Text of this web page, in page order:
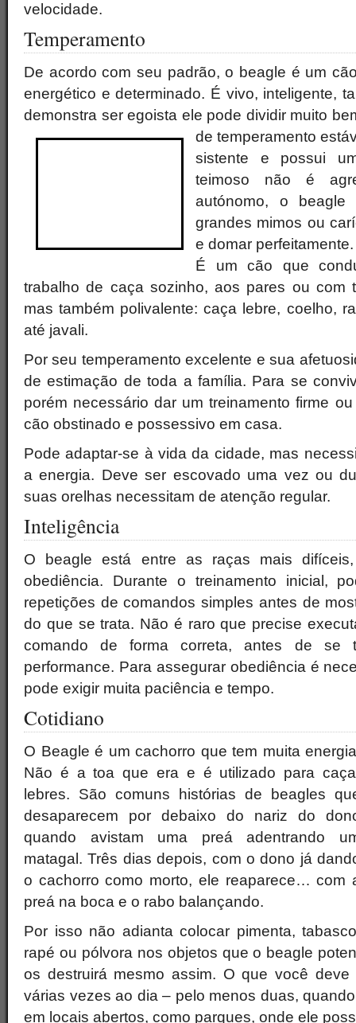
velocidade.
Temperamento
De acordo com seu padrão, o beagle é um
energético e determinado. É vivo, inteligente,
demonstra ser egoista ele pode dividir muito
de temperamento
sistente e possui
teimoso não é
autónomo, o
grandes mimos ou
e domar perfeitamente.
É um cão que
trabalho de caça sozinho, aos pares ou com
mas também polivalente: caça lebre, coelho,
até javali.
Por seu temperamento excelente e sua
de estimação de toda a família. Para se
porém necessário dar um treinamento firme
cão obstinado e possessivo em casa.
Pode adaptar-se à vida da cidade, mas
a energia. Deve ser escovado uma vez ou
suas orelhas necessitam de atenção regular.
Inteligência
O beagle está entre as raças mais
obediência. Durante o treinamento inicial,
repetições de comandos simples antes de
do que se trata. Não é raro que precise
comando de forma correta, antes de se
performance. Para assegurar obediência é
pode exigir muita paciência e tempo.
Cotidiano
O Beagle é um cachorro que tem muita
Não é a toa que era e é utilizado para
lebres. São comuns histórias de beagles
desaparecem por debaixo do nariz do
quando avistam uma preá adentrando
matagal. Três dias depois, com o dono já
o cachorro como morto, ele reaparece… com
preá na boca e o rabo balançando.
Por isso não adianta colocar pimenta,
rapé ou pólvora nos objetos que o beagle
os destruirá mesmo assim. O que você
várias vezes ao dia – pelo menos duas,
em locais abertos, como parques, onde ele